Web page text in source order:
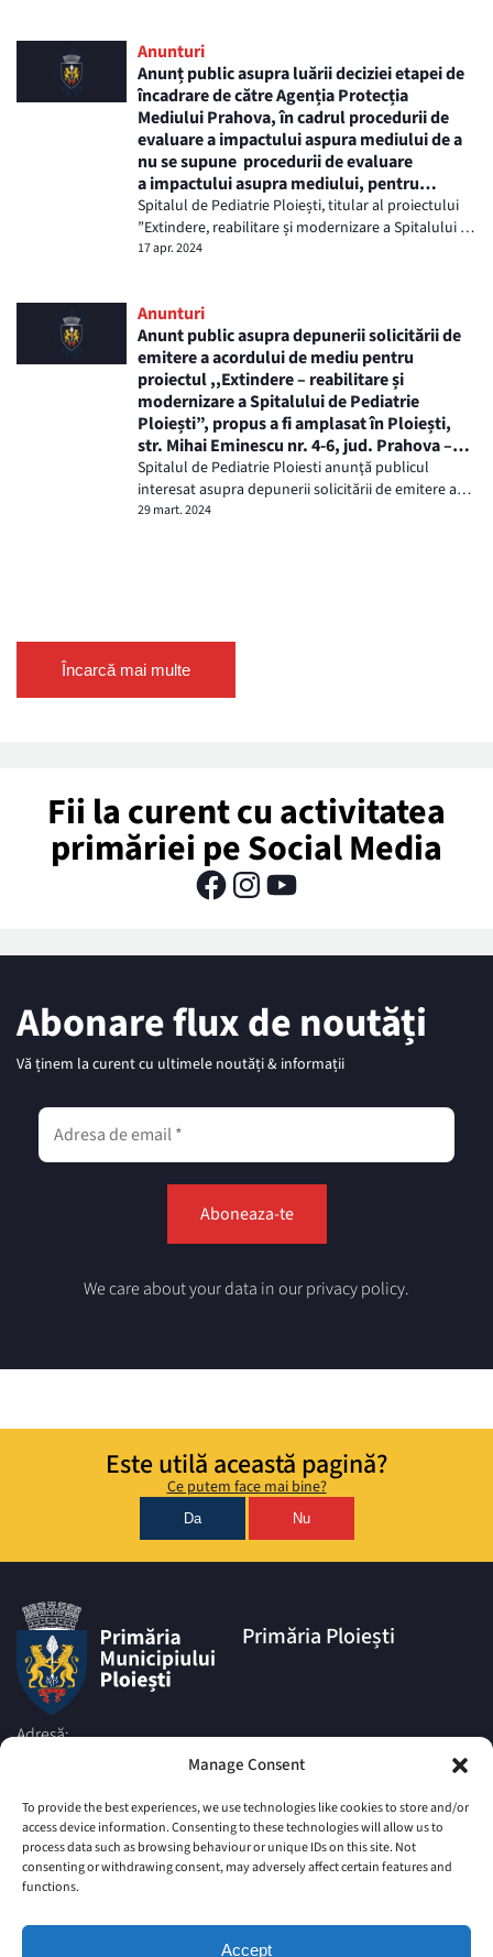
Manage Consent
To provide the best experiences, we use technologies like cookies to store and/or
access device information. Consenting to these technologies will allow us to
process data such as browsing behaviour or unique IDs on this site. Not
consenting or withdrawing consent, may adversely affect certain features and
functions.
Accept
Anunturi
Anunț public asupra luării deciziei etapei de
încadrare de către Agenția Protecția
Mediului Prahova, în cadrul procedurii de
evaluare a impactului aspura mediului de a
nu se supune procedurii de evaluare
a impactului asupra mediului, pentru
proiectul ”Extindere, reabilitare și
modernizare a Spitalului de Pediatrie
Ploiești” – 17.04.2024
Spitalul de Pediatrie Ploiești, titular al proiectului
”Extindere, reabilitare și modernizare a Spitalului de
Pediatrie Ploiești” anunţă publicul i...
17 apr. 2024
Anunturi
Anunt public asupra depunerii solicitării de
emitere a acordului de mediu pentru
proiectul ,,Extindere – reabilitare și
modernizare a Spitalului de Pediatrie
Ploiești”, propus a fi amplasat în Ploiești,
str. Mihai Eminescu nr. 4-6, jud. Prahova –
29.03.2024
Spitalul de Pediatrie Ploiesti anunţă publicul
interesat asupra depunerii solicitării de emitere a
acordului de mediu pentru proiectul ,,Extindere ...
29 mart. 2024
Încarcă mai multe
Fii la curent cu activitatea
primăriei pe Social Media
Abonare flux de noutăți
Vă ținem la curent cu ultimele noutăți & informații
We care about your data in our privacy policy.
Este utilă această pagină?
Ce putem face mai bine?
Da Nu
Adresă:
Ploiesti, Judetul Prahova, cod
Telefon:
+4 0244 516 699|+4 0244 595
063
+4 0244 984
Email:
Primăria Ploiești